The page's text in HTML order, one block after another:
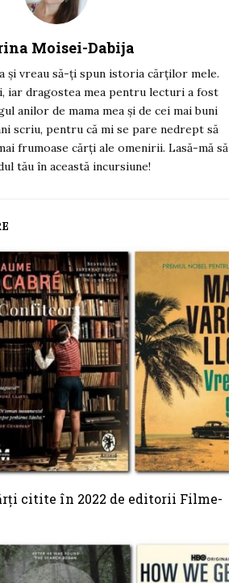
Moisei-Dabija
și vreau să-ți spun istoria cărților mele.
iar dragostea mea pentru lecturi a fost
anilor de mama mea și de cei mai buni
scriu, pentru că mi se pare nedrept să
frumoase cărți ale omenirii. Lasă-mă să
tău în această incursiune!
citite în 2022 de editorii Filme-